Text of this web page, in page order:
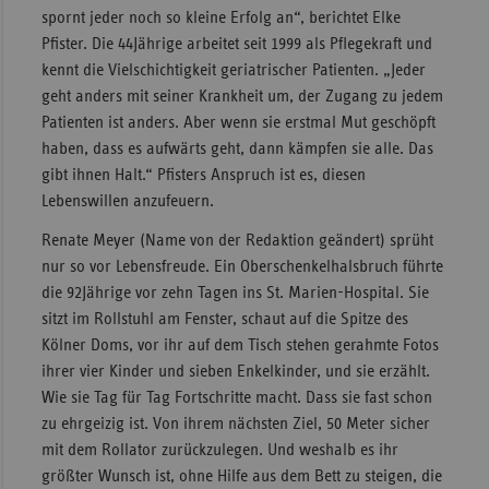
spornt jeder noch so kleine Erfolg an“, berichtet Elke
Pfister. Die 44Jährige arbeitet seit 1999 als Pflegekraft und
kennt die Vielschichtigkeit geriatrischer Patienten. „Jeder
geht anders mit seiner Krankheit um, der Zugang zu jedem
Patienten ist anders. Aber wenn sie erstmal Mut geschöpft
haben, dass es aufwärts geht, dann kämpfen sie alle. Das
gibt ihnen Halt.“ Pfisters Anspruch ist es, diesen
Lebenswillen anzufeuern.
Renate Meyer (Name von der Redaktion geändert) sprüht
nur so vor Lebensfreude. Ein Oberschenkelhalsbruch führte
die 92Jährige vor zehn Tagen ins St. Marien-Hospital. Sie
sitzt im Rollstuhl am Fenster, schaut auf die Spitze des
Kölner Doms, vor ihr auf dem Tisch stehen gerahmte Fotos
ihrer vier Kinder und sieben Enkelkinder, und sie erzählt.
Wie sie Tag für Tag Fortschritte macht. Dass sie fast schon
zu ehrgeizig ist. Von ihrem nächsten Ziel, 50 Meter sicher
mit dem Rollator zurückzulegen. Und weshalb es ihr
größter Wunsch ist, ohne Hilfe aus dem Bett zu steigen, die